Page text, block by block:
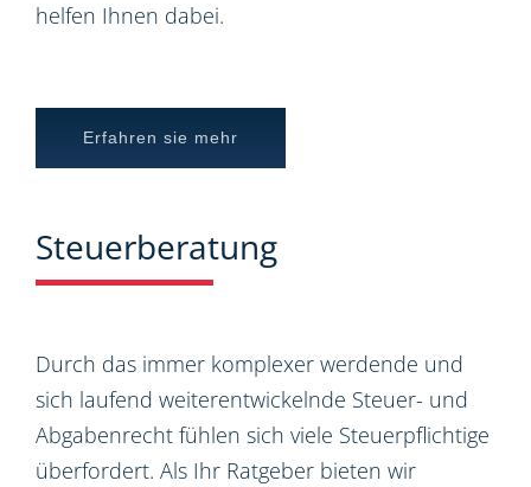
helfen Ihnen dabei.
Erfahren sie mehr
Steuerberatung
Durch das immer komplexer werdende und
sich laufend weiterentwickelnde Steuer- und
Abgabenrecht fühlen sich viele Steuerpflichtige
überfordert. Als Ihr Ratgeber bieten wir